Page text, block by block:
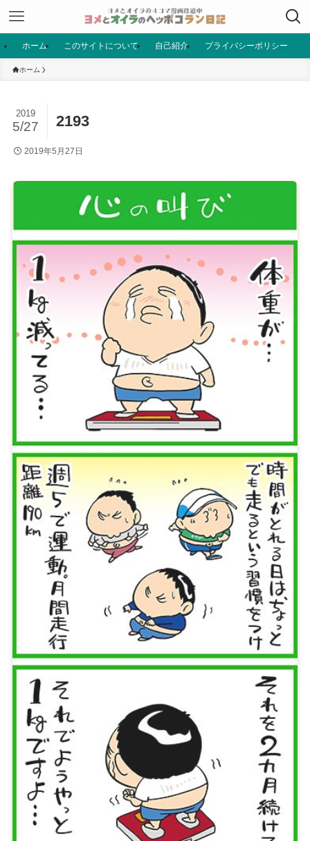
ホーム このサイトについて 自己紹介 プライバシーポリシー
ホーム
2193
2019
5/27
2019年5月27日